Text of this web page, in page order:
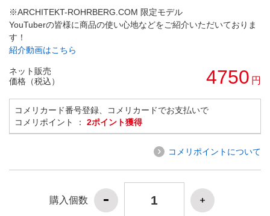
※ARCHITEKT-ROHRBERG.COM 限定モデル
YouTuberの皆様に商品の使い心地などをご紹介いただいておりま
す！
紹介動画はこちら
ネット販売
価格（税込）
4750 円
コメリカード番号登録、コメリカードでお支払いで
コメリポイント ： 2ポイント獲得
コメリポイントについて
購入個数